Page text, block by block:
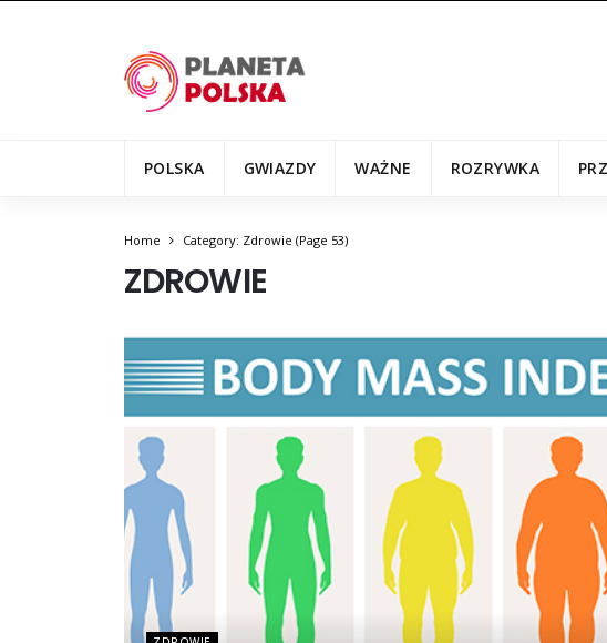
POLSKA GWIAZDY WAŻNE ROZRYWKA
Home Category: Zdrowie (Page 53)
ZDROWIE